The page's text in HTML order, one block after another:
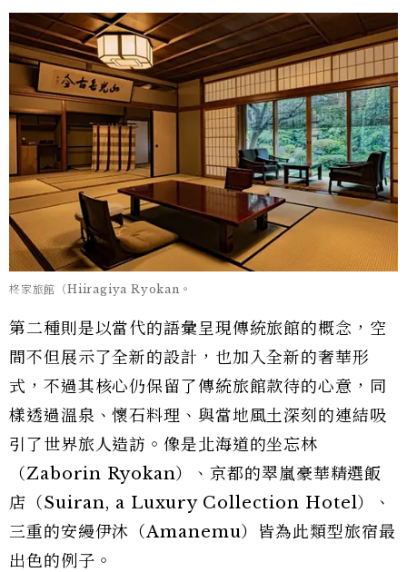
柊家旅館（Hiiragiya Ryokan。
第二種則是以當代的語彙呈現傳統旅館的概念，空
間不但展示了全新的設計，也加入全新的奢華形
式，不過其核心仍保留了傳統旅館款待的心意，同
樣透過溫泉、懷石料理、與當地風土深刻的連結吸
引了世界旅人造訪。像是北海道的坐忘林
（Zaborin Ryokan）、京都的翠嵐豪華精選飯
店（Suiran, a Luxury Collection Hotel）、
三重的安縵伊沐（Amanemu）皆為此類型旅宿最
出色的例子。